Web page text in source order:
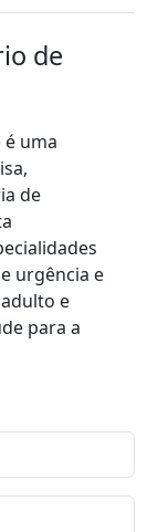
de
uma
de
urgência e
e
para a